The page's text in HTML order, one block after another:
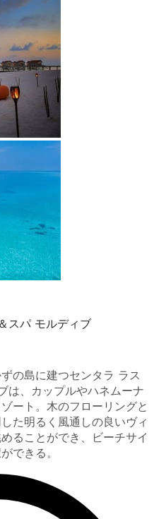
スパ モルディブ
の島に建つセンタラ ラス
は、カップルやハネムーナ
ート。木のフローリングと
た明るく風通しの良いヴィ
ることができ、ビーチサイ
できる。